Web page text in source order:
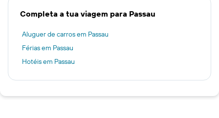
Completa a tua viagem para Passau
Aluguer de carros em Passau
Férias em Passau
Hotéis em Passau